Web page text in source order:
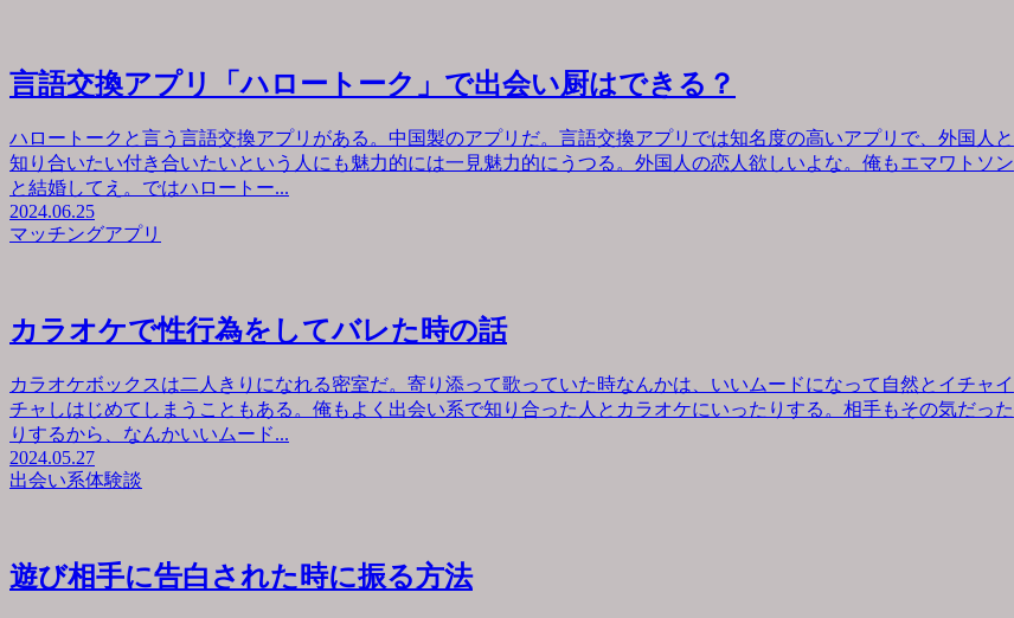
言語交換アプリ「ハロートーク」で出会い厨はできる？
ハロートークと言う言語交換アプリがある。中国製のアプリだ。言語交換アプリでは知名度の高いアプリで、外国人と
知り合いたい付き合いたいという人にも魅力的には一見魅力的にうつる。外国人の恋人欲しいよな。俺もエマワトソン
と結婚してえ。ではハロートー...
2024.06.25
マッチングアプリ
カラオケで性行為をしてバレた時の話
カラオケボックスは二人きりになれる密室だ。寄り添って歌っていた時なんかは、いいムードになって自然とイチャイ
チャしはじめてしまうこともある。俺もよく出会い系で知り合った人とカラオケにいったりする。相手もその気だった
りするから、なんかいいムード...
2024.05.27
出会い系体験談
遊び相手に告白された時に振る方法